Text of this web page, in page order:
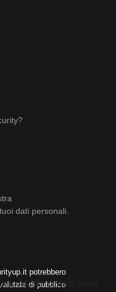
dati personali.
potrebbero
di pubblico
Alcuni di essi sono